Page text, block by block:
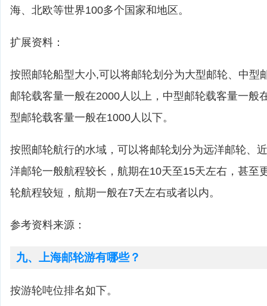
海、北欧等世界100多个国家和地区。
扩展资料：
按照邮轮船型大小,可以将邮轮划分为大型邮轮、中型
邮轮载客量一般在2000人以上，中型邮轮载客量一般
型邮轮载客量一般在1000人以下。
按照邮轮航行的水域，可以将邮轮划分为远洋邮轮、
洋邮轮一般航程较长，航期在10天至15天左右，甚至
轮航程较短，航期一般在7天左右或者以内。
参考资料来源：
九、上海邮轮游有哪些？
按游轮吨位排名如下。